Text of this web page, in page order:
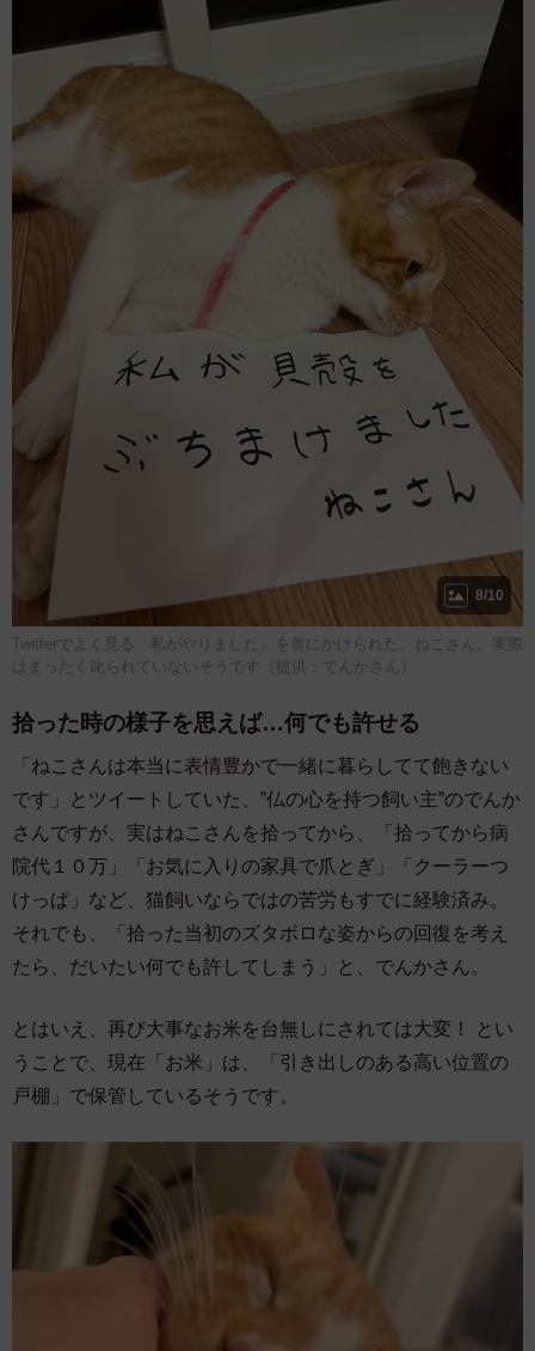
8/10
Twitterでよく見る「私がやりました」を首にかけられた、ねこさん。実際
はまったく叱られていないそうです（提供：でんかさん）
拾った時の様子を思えば…何でも許せる
「ねこさんは本当に表情豊かで一緒に暮らしてて飽きない
です」とツイートしていた、”仏の心を持つ飼い主”のでんか
さんですが、実はねこさんを拾ってから、「拾ってから病
院代１０万」「お気に入りの家具で爪とぎ」「クーラーつ
けっぱ」など、猫飼いならではの苦労もすでに経験済み。
それでも、「拾った当初のズタボロな姿からの回復を考え
たら、だいたい何でも許してしまう」と、でんかさん。
とはいえ、再び大事なお米を台無しにされては大変！ とい
うことで、現在「お米」は、「引き出しのある高い位置の
戸棚」で保管しているそうです。